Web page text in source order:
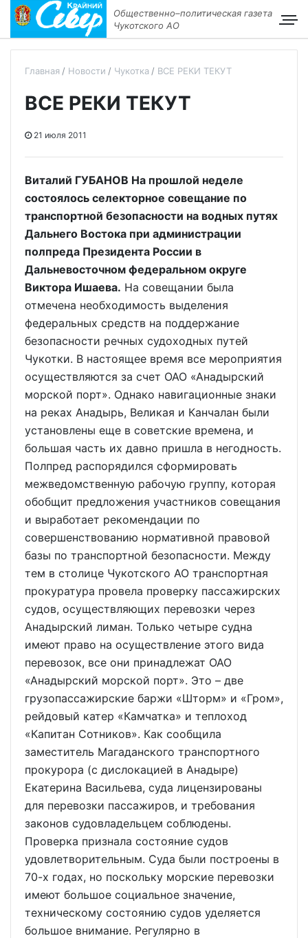
Общественно–политическая газета
Чукотского АО
Главная Новости Чукотка ВСЕ РЕКИ ТЕКУТ
ВСЕ РЕКИ ТЕКУТ
21 июля 2011
Виталий ГУБАНОВ На прошлой неделе
состоялось селекторное совещание по
транспортной безопасности на водных путях
Дальнего Востока при администрации
полпреда Президента России в
Дальневосточном федеральном округе
Виктора Ишаева. На совещании была
отмечена необходимость выделения
федеральных средств на поддержание
безопасности речных судоходных путей
Чукотки. В настоящее время все мероприятия
осуществляются за счет ОАО «Анадырский
морской порт». Однако навигационные знаки
на реках Анадырь, Великая и Канчалан были
установлены еще в советские времена, и
большая часть их давно пришла в негодность.
Полпред распорядился сформировать
межведомственную рабочую группу, которая
обобщит предложения участников совещания
и выработает рекомендации по
совершенствованию нормативной правовой
базы по транспортной безопасности. Между
тем в столице Чукотского АО транспортная
прокуратура провела проверку пассажирских
судов, осуществляющих перевозки через
Анадырский лиман. Только четыре судна
имеют право на осуществление этого вида
перевозок, все они принадлежат ОАО
«Анадырский морской порт». Это – две
грузопассажирские баржи «Шторм» и «Гром»,
рейдовый катер «Камчатка» и теплоход
«Капитан Сотников». Как сообщила
заместитель Магаданского транспортного
прокурора (с дислокацией в Анадыре)
Екатерина Васильева, суда лицензированы
для перевозки пассажиров, и требования
законов судовладельцем соблюдены.
Проверка признала состояние судов
удовлетворительным. Суда были построены в
70-х годах, но поскольку морские перевозки
имеют большое социальное значение,
техническому состоянию судов уделяется
большое внимание. Регулярно в